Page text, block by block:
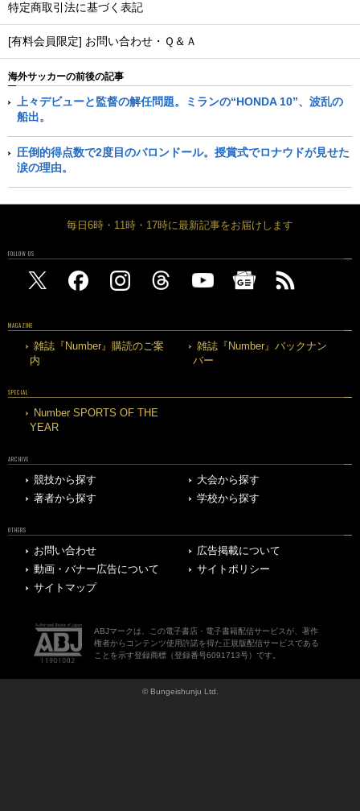
特定商取引法に基づく表記
[有料会員限定] お問い合わせ・Ｑ＆Ａ
海外サッカーの前後の記事
上々デビューと監督の解任問題。ミランの“HONDA 10”、波乱の
船出。
圧倒的得点数で2度目のバロンドール。授賞式でロナウドが見せた
涙の理由。
毎日6時・11時・17時に最新記事をお届けします
FOLLOW US
MAGAZINE
雑誌『Number』購読のご案
内
雑誌『Number』バックナン
バー
SPECIAL
Number SPORTS OF THE
YEAR
ARCHIVE
競技から探す
大会から探す
著者から探す
学校から探す
OTHERS
お問い合わせ
広告掲載について
動画・バナー広告について
サイトポリシー
サイトマップ
ABJマークは、この電子書店・電子書籍配信サービスが、著作
権者からコンテンツ使用許諾を得た正規版配信サービスである
ことを示す登録商標（登録番号6091713号）です。
© Bungeishunju Ltd.